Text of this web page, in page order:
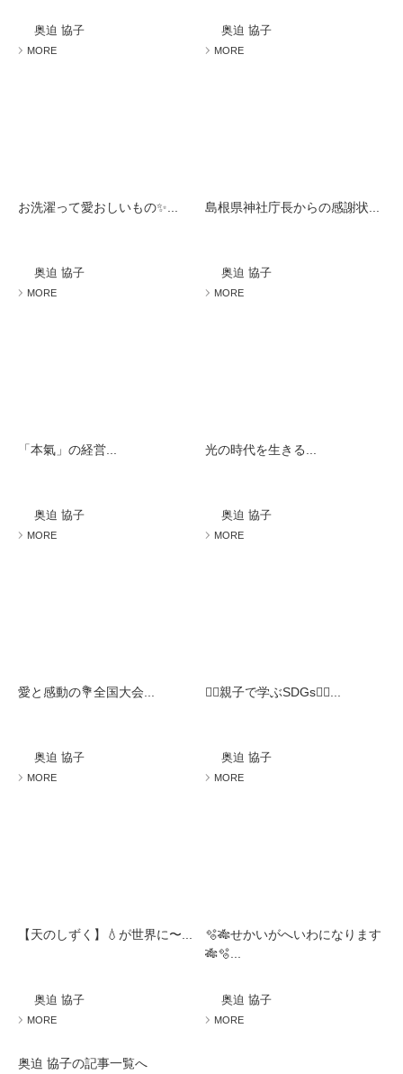
奥迫 協子
MORE
奥迫 協子
MORE
お洗濯って愛おしいもの✨...
奥迫 協子
MORE
島根県神社庁長からの感謝状...
奥迫 協子
MORE
「本氣」の経営...
奥迫 協子
MORE
光の時代を生きる...
奥迫 協子
MORE
愛と感動の💐全国大会...
奥迫 協子
MORE
🧚‍♀️親子で学ぶSDGs🧚‍♀️...
奥迫 協子
MORE
【天のしずく】💧が世界に〜...
奥迫 協子
MORE
🫧🎋せかいがへいわになります
🎋🫧...
奥迫 協子
MORE
奥迫 協子の記事一覧へ